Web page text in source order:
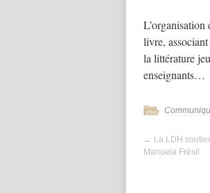
livre,
la littérature
enseignants…
← La LDH
Manuela Frésil